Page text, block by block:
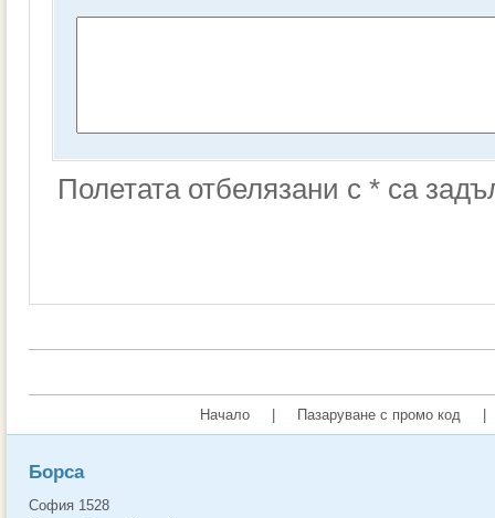
Полетата отбелязани с * са
Начало Пазаруване с промо код
Борса
София 1528